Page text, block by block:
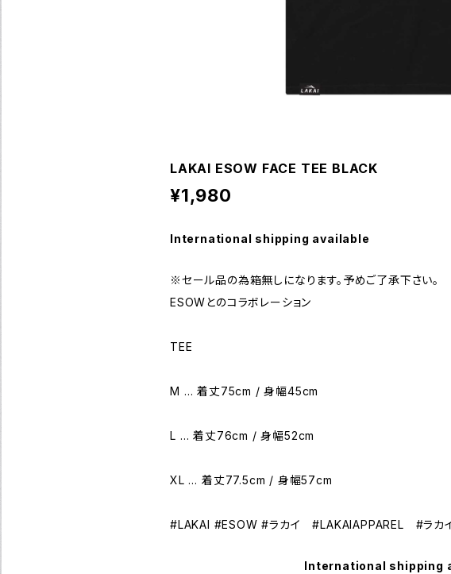
LAKAI ESOW FACE TEE BLACK
¥1,980
International shipping available
※セール品の為箱無しになります。予めご了承下さい
ESOWとのコラボレーション
TEE
M … 着丈75cm / 身幅45cm
L … 着丈76cm / 身幅52cm
XL … 着丈77.5cm / 身幅57cm
#LAKAI #ESOW #ラカイ #LAKAIAPPAREL #ラカ
International shipping